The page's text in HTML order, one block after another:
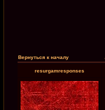
Вернуться к началу
resurgamresponses